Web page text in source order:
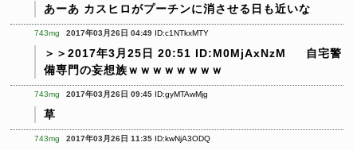
あーあ カスヒロがプーチンに消させる日も近いな
743mg 2017年03月26日 04:49 ID:c1NTkxMTY
＞＞2017年3月25日 20:51 ID:M0MjAxNzM
自宅警
備専門の妄想族ｗｗｗｗｗｗｗｗ
743mg 2017年03月26日 09:45 ID:gyMTAwMjg
草
743mg 2017年03月26日 11:35 ID:kwNjA3ODQ